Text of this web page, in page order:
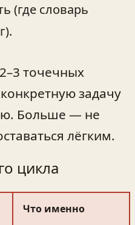
(где словарь
точечных
задачу
Больше — не
лёгким.
цикла
Что именно